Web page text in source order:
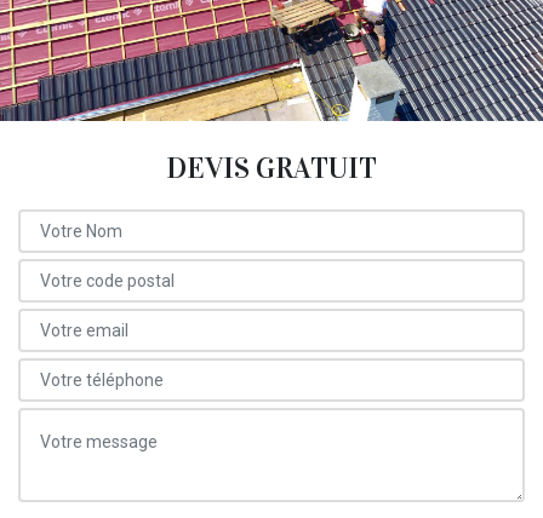
DEVIS GRATUIT